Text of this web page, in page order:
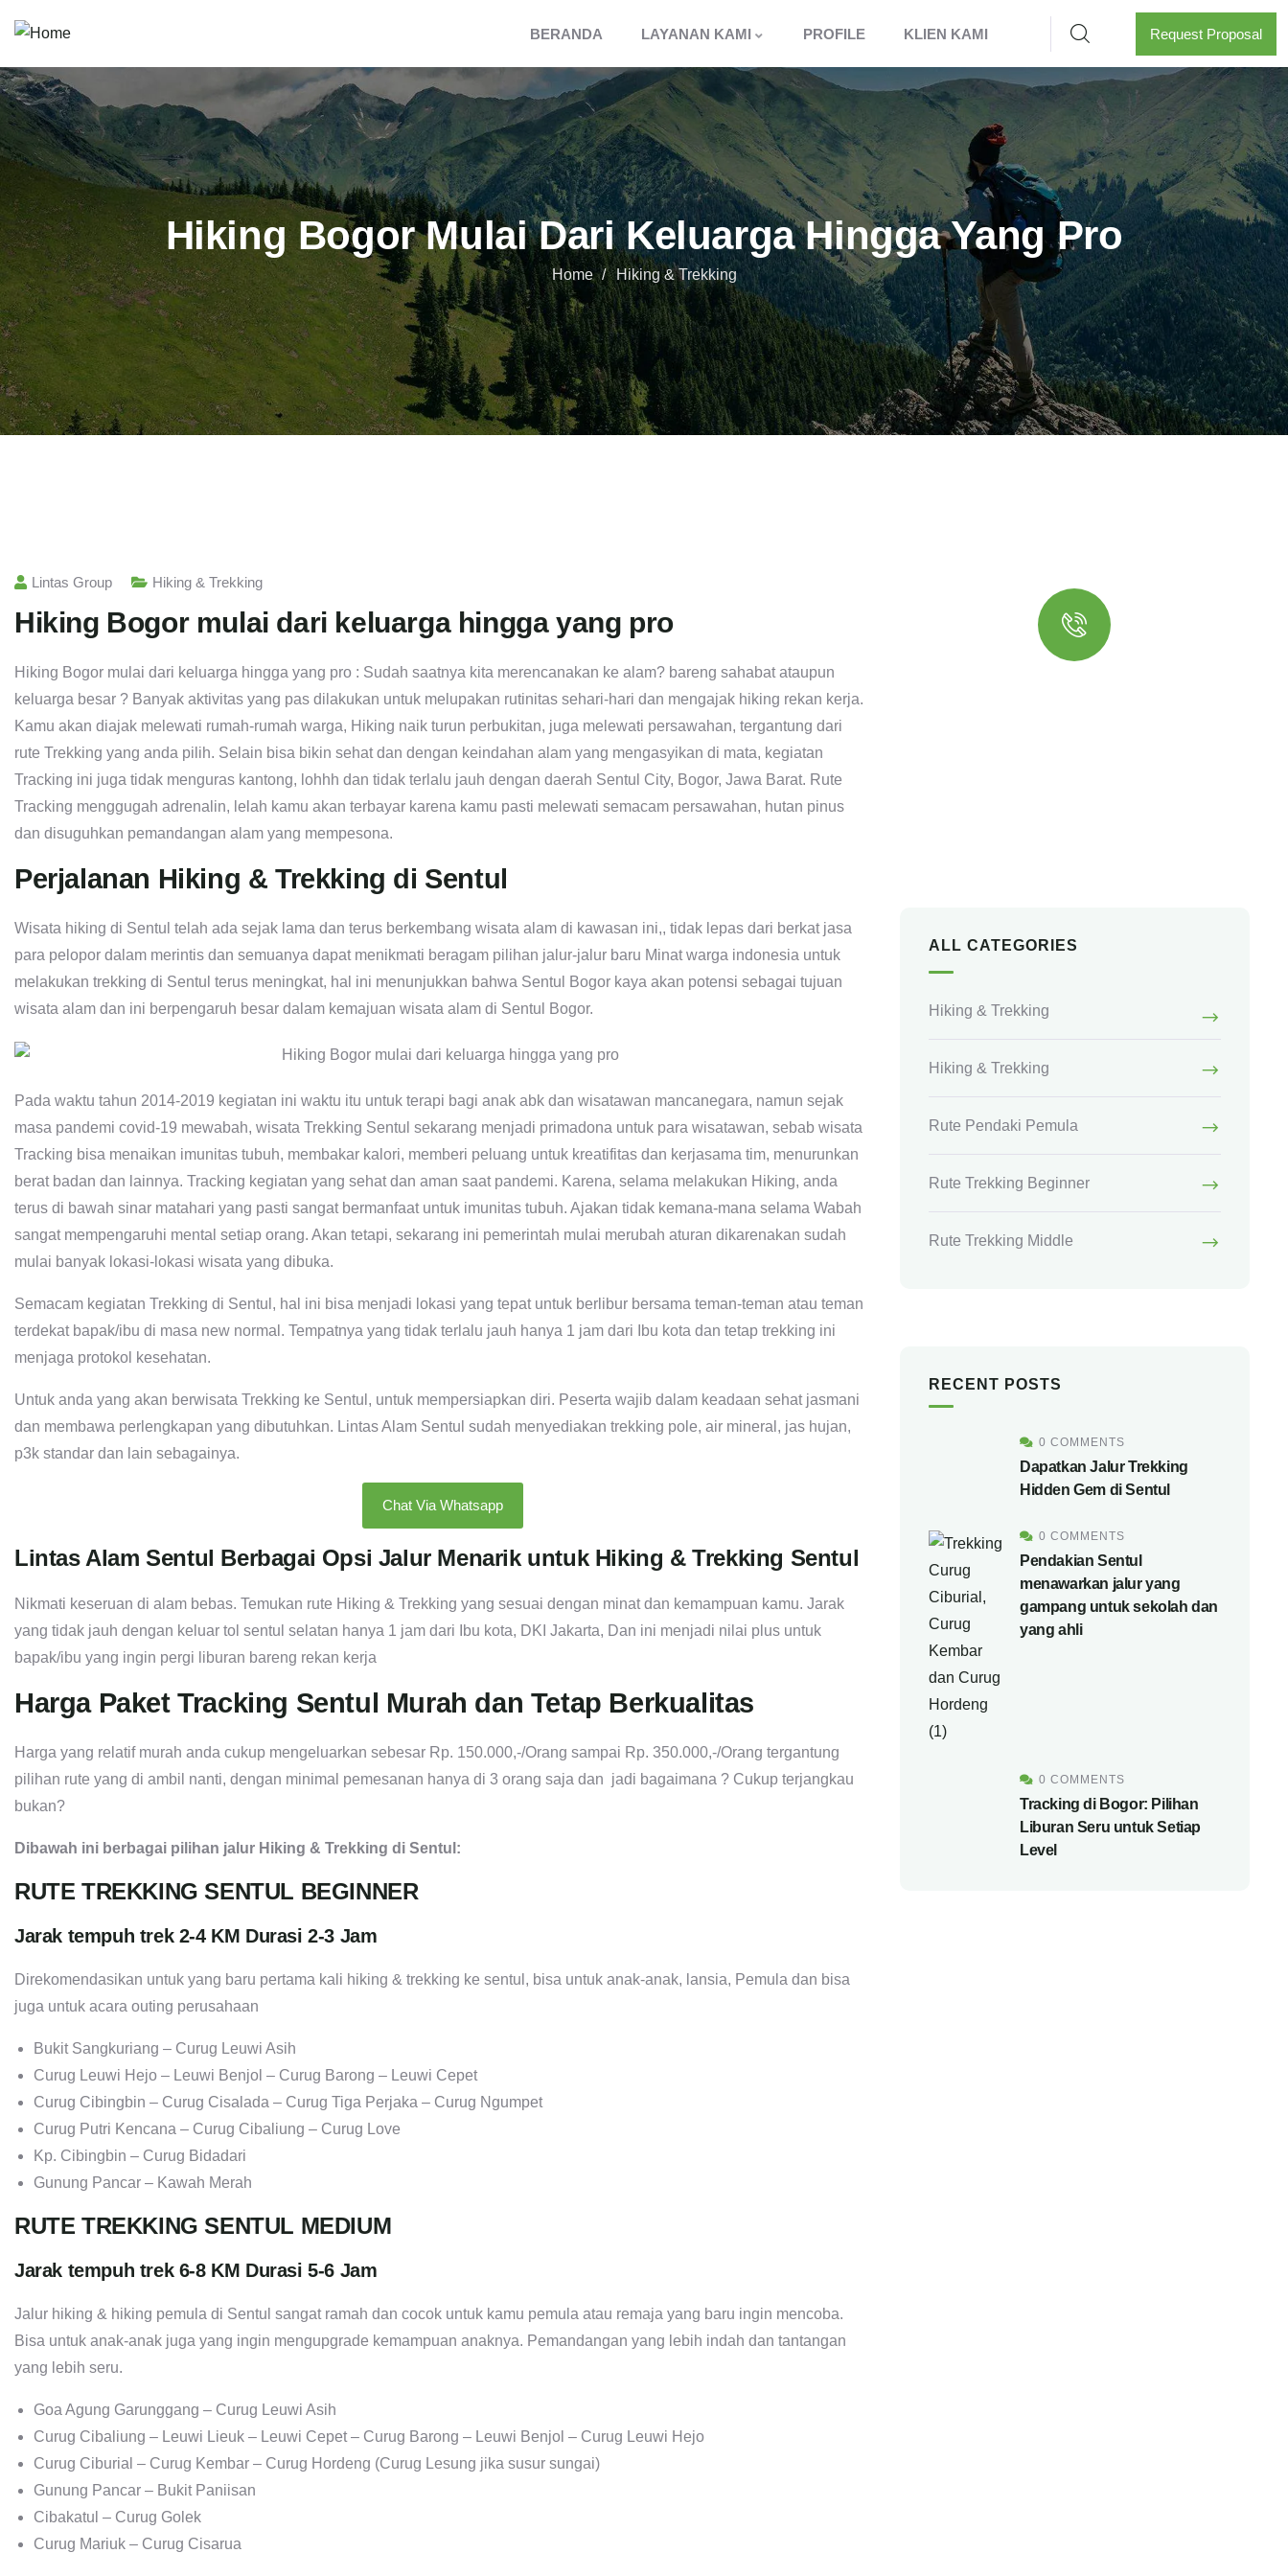
BERANDA LAYANAN KAMI PROFILE KLIEN KAMI Request Proposal
Hiking Bogor Mulai Dari Keluarga Hingga Yang Pro
Home Hiking & Trekking
Lintas Group Hiking & Trekking
Hiking Bogor mulai dari keluarga hingga yang pro
Hiking Bogor mulai dari keluarga hingga yang pro : Sudah saatnya kita merencanakan ke alam? bareng sahabat ataupun
keluarga besar ? Banyak aktivitas yang pas dilakukan untuk melupakan rutinitas sehari-hari dan mengajak hiking rekan kerja.
Kamu akan diajak melewati rumah-rumah warga, Hiking naik turun perbukitan, juga melewati persawahan, tergantung dari
rute Trekking yang anda pilih. Selain bisa bikin sehat dan dengan keindahan alam yang mengasyikan di mata, kegiatan
Tracking ini juga tidak menguras kantong, lohhh dan tidak terlalu jauh dengan daerah Sentul City, Bogor, Jawa Barat. Rute
Tracking menggugah adrenalin, lelah kamu akan terbayar karena kamu pasti melewati semacam persawahan, hutan pinus
dan disuguhkan pemandangan alam yang mempesona.
Perjalanan Hiking & Trekking di Sentul
Wisata hiking di Sentul telah ada sejak lama dan terus berkembang wisata alam di kawasan ini,, tidak lepas dari berkat jasa
para pelopor dalam merintis dan semuanya dapat menikmati beragam pilihan jalur-jalur baru Minat warga indonesia untuk
melakukan trekking di Sentul terus meningkat, hal ini menunjukkan bahwa Sentul Bogor kaya akan potensi sebagai tujuan
wisata alam dan ini berpengaruh besar dalam kemajuan wisata alam di Sentul Bogor.
Pada waktu tahun 2014-2019 kegiatan ini waktu itu untuk terapi bagi anak abk dan wisatawan mancanegara, namun sejak
masa pandemi covid-19 mewabah, wisata Trekking Sentul sekarang menjadi primadona untuk para wisatawan, sebab wisata
Tracking bisa menaikan imunitas tubuh, membakar kalori, memberi peluang untuk kreatifitas dan kerjasama tim, menurunkan
berat badan dan lainnya. Tracking kegiatan yang sehat dan aman saat pandemi. Karena, selama melakukan Hiking, anda
terus di bawah sinar matahari yang pasti sangat bermanfaat untuk imunitas tubuh. Ajakan tidak kemana-mana selama Wabah
sangat mempengaruhi mental setiap orang. Akan tetapi, sekarang ini pemerintah mulai merubah aturan dikarenakan sudah
mulai banyak lokasi-lokasi wisata yang dibuka.
Semacam kegiatan Trekking di Sentul, hal ini bisa menjadi lokasi yang tepat untuk berlibur bersama teman-teman atau teman
terdekat bapak/ibu di masa new normal. Tempatnya yang tidak terlalu jauh hanya 1 jam dari Ibu kota dan tetap trekking ini
menjaga protokol kesehatan.
Untuk anda yang akan berwisata Trekking ke Sentul, untuk mempersiapkan diri. Peserta wajib dalam keadaan sehat jasmani
dan membawa perlengkapan yang dibutuhkan. Lintas Alam Sentul sudah menyediakan trekking pole, air mineral, jas hujan,
p3k standar dan lain sebagainya.
Chat Via Whatsapp
Lintas Alam Sentul Berbagai Opsi Jalur Menarik untuk Hiking & Trekking Sentul
Nikmati keseruan di alam bebas. Temukan rute Hiking & Trekking yang sesuai dengan minat dan kemampuan kamu. Jarak
yang tidak jauh dengan keluar tol sentul selatan hanya 1 jam dari Ibu kota, DKI Jakarta, Dan ini menjadi nilai plus untuk
bapak/ibu yang ingin pergi liburan bareng rekan kerja
Harga Paket Tracking Sentul Murah dan Tetap Berkualitas
Harga yang relatif murah anda cukup mengeluarkan sebesar Rp. 150.000,-/Orang sampai Rp. 350.000,-/Orang tergantung
pilihan rute yang di ambil nanti, dengan minimal pemesanan hanya di 3 orang saja dan jadi bagaimana ? Cukup terjangkau
bukan?
Dibawah ini berbagai pilihan jalur Hiking & Trekking di Sentul:
RUTE TREKKING SENTUL BEGINNER
Jarak tempuh trek 2-4 KM Durasi 2-3 Jam
Direkomendasikan untuk yang baru pertama kali hiking & trekking ke sentul, bisa untuk anak-anak, lansia, Pemula dan bisa
juga untuk acara outing perusahaan
Bukit Sangkuriang – Curug Leuwi Asih
Curug Leuwi Hejo – Leuwi Benjol – Curug Barong – Leuwi Cepet
Curug Cibingbin – Curug Cisalada – Curug Tiga Perjaka – Curug Ngumpet
Curug Putri Kencana – Curug Cibaliung – Curug Love
Kp. Cibingbin – Curug Bidadari
Gunung Pancar – Kawah Merah
RUTE TREKKING SENTUL MEDIUM
Jarak tempuh trek 6-8 KM Durasi 5-6 Jam
Jalur hiking & hiking pemula di Sentul sangat ramah dan cocok untuk kamu pemula atau remaja yang baru ingin mencoba.
Bisa untuk anak-anak juga yang ingin mengupgrade kemampuan anaknya. Pemandangan yang lebih indah dan tantangan
yang lebih seru.
Goa Agung Garunggang – Curug Leuwi Asih
Curug Cibaliung – Leuwi Lieuk – Leuwi Cepet – Curug Barong – Leuwi Benjol – Curug Leuwi Hejo
Curug Ciburial – Curug Kembar – Curug Hordeng (Curug Lesung jika susur sungai)
Gunung Pancar – Bukit Paniisan
Cibakatul – Curug Golek
Curug Mariuk – Curug Cisarua
ALL CATEGORIES
Hiking & Trekking
Hiking & Trekking
Rute Pendaki Pemula
Rute Trekking Beginner
Rute Trekking Middle
RECENT POSTS
0 COMMENTS
Dapatkan Jalur Trekking
Hidden Gem di Sentul
0 COMMENTS
Pendakian Sentul
menawarkan jalur yang
gampang untuk sekolah dan
yang ahli
0 COMMENTS
Tracking di Bogor: Pilihan
Liburan Seru untuk Setiap
Level